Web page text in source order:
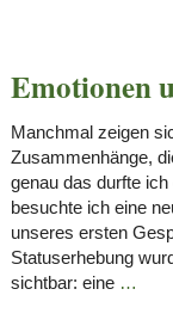
Emotionen
Manchmal zeigen
Zusammenhänge,
genau das durfte
besuchte ich eine
unseres ersten
Statuserhebung
sichtbar: eine …